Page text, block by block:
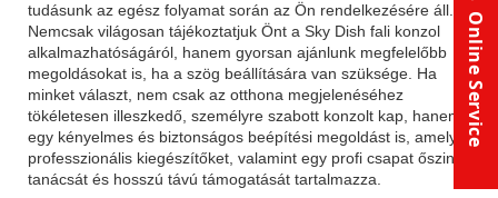
tudásunk az egész folyamat során az Ön rendelkezésére áll.
Nemcsak világosan tájékoztatjuk Önt a Sky Dish fali konzol
alkalmazhatóságáról, hanem gyorsan ajánlunk megfelelőbb
megoldásokat is, ha a szög beállítására van szüksége. Ha
minket választ, nem csak az otthona megjelenéséhez
tökéletesen illeszkedő, személyre szabott konzolt kap, hanem
egy kényelmes és biztonságos beépítési megoldást is, amely
professzionális kiegészítőket, valamint egy profi csapat őszinte
tanácsát és hosszú távú támogatását tartalmazza.
Online Service